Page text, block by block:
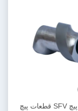
عناصر پیچ SFV قطعات پیچ